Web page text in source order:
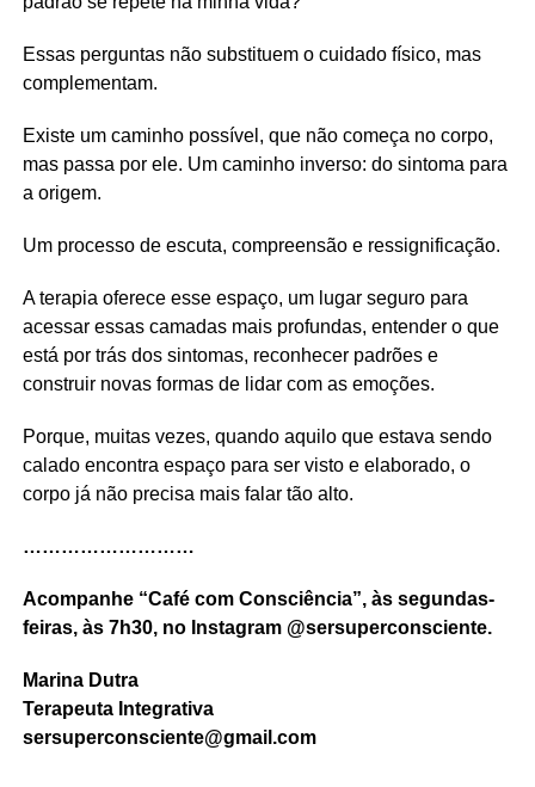
Essas perguntas não substituem o cuidado físico, mas
complementam.
Existe um caminho possível, que não começa no corpo,
mas passa por ele. Um caminho inverso: do sintoma para
a origem.
Um processo de escuta, compreensão e ressignificação.
A terapia oferece esse espaço, um lugar seguro para
acessar essas camadas mais profundas, entender o que
está por trás dos sintomas, reconhecer padrões e
construir novas formas de lidar com as emoções.
Porque, muitas vezes, quando aquilo que estava sendo
calado encontra espaço para ser visto e elaborado, o
corpo já não precisa mais falar tão alto.
………………………
Acompanhe “Café com Consciência”, às segundas-
feiras, às 7h30, no Instagram @sersuperconsciente.
Marina Dutra
Terapeuta Integrativa
sersuperconsciente@gmail.com